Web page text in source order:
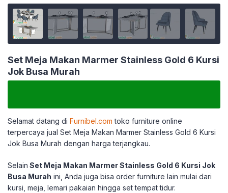
Set Meja Makan Marmer Stainless Gold 6 Kursi
Jok Busa Murah
Selamat datang di Furnibel.com toko furniture online
terpercaya jual Set Meja Makan Marmer Stainless Gold 6 Kursi
Jok Busa Murah dengan harga terjangkau.
Selain Set Meja Makan Marmer Stainless Gold 6 Kursi Jok
Busa Murah ini, Anda juga bisa order furniture lain mulai dari
kursi, meja, lemari pakaian hingga set tempat tidur.